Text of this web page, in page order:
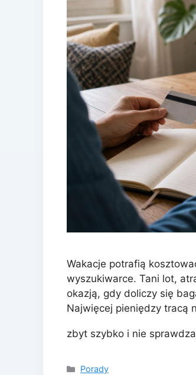
Wakacje potrafią
wyszukiwarce. Tani lot,
okazją, gdy doliczy się
Najwięcej pieniędzy tracą
zbyt szybko i nie
Kategorie
Porady